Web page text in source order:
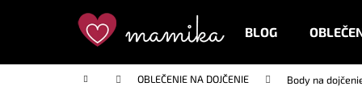
BLOG
Domov OBLEČENIE NA DOJČENIE Body na
í
do
do